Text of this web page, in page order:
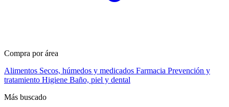
Compra por área
Alimentos Secos, húmedos y medicados Farmacia Prevención y
tratamiento Higiene Baño, piel y dental
Más buscado